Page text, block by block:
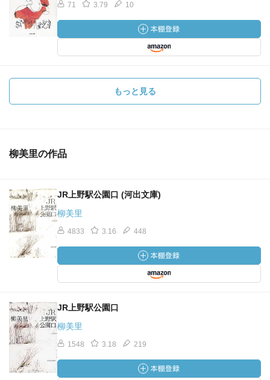
71 3.79 10
もっと見る
柳美里の作品
JR上野駅公園口 (河出文庫)
柳美里
4833 3.16 448
JR上野駅公園口
柳美里
1548 3.18 219